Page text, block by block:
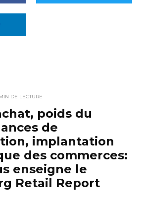
DE LECTURE
poids du
de
implantation
des commerces:
enseigne le
Retail Report